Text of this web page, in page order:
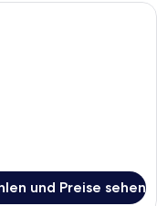
mit Bett,
und Preise sehen